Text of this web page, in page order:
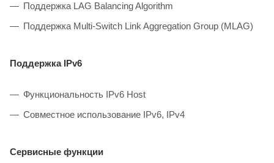
Поддержка LAG Balancing Algorithm
Поддержка Multi-Switch Link Aggregation Group (MLAG)
Поддержка IPv6
Функциональность IРv6 Host
Совместное использование IРv6, IРv4
Сервисные функции